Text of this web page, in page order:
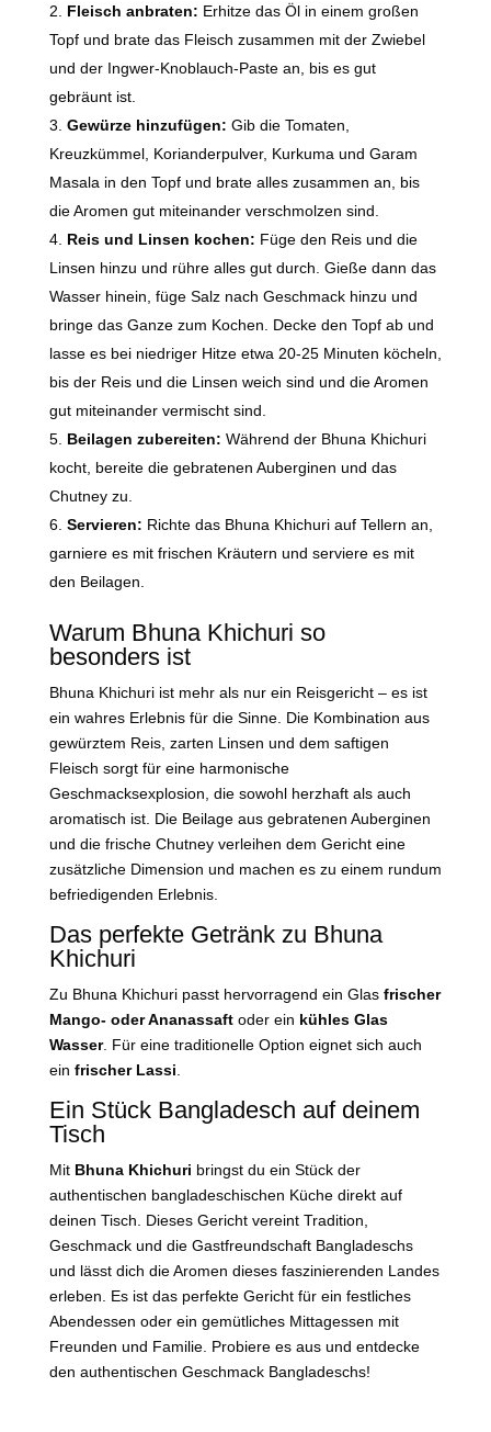
Fleisch anbraten: Erhitze das Öl in einem großen
Topf und brate das Fleisch zusammen mit der Zwiebel
und der Ingwer-Knoblauch-Paste an, bis es gut
gebräunt ist.
Gewürze hinzufügen: Gib die Tomaten,
Kreuzkümmel, Korianderpulver, Kurkuma und Garam
Masala in den Topf und brate alles zusammen an, bis
die Aromen gut miteinander verschmolzen sind.
Reis und Linsen kochen: Füge den Reis und die
Linsen hinzu und rühre alles gut durch. Gieße dann das
Wasser hinein, füge Salz nach Geschmack hinzu und
bringe das Ganze zum Kochen. Decke den Topf ab und
lasse es bei niedriger Hitze etwa 20-25 Minuten köcheln,
bis der Reis und die Linsen weich sind und die Aromen
gut miteinander vermischt sind.
Beilagen zubereiten: Während der Bhuna Khichuri
kocht, bereite die gebratenen Auberginen und das
Chutney zu.
Servieren: Richte das Bhuna Khichuri auf Tellern an,
garniere es mit frischen Kräutern und serviere es mit
den Beilagen.
Warum Bhuna Khichuri so
besonders ist
Bhuna Khichuri ist mehr als nur ein Reisgericht – es ist
ein wahres Erlebnis für die Sinne. Die Kombination aus
gewürztem Reis, zarten Linsen und dem saftigen
Fleisch sorgt für eine harmonische
Geschmacksexplosion, die sowohl herzhaft als auch
aromatisch ist. Die Beilage aus gebratenen Auberginen
und die frische Chutney verleihen dem Gericht eine
zusätzliche Dimension und machen es zu einem rundum
befriedigenden Erlebnis.
Das perfekte Getränk zu Bhuna
Khichuri
Zu Bhuna Khichuri passt hervorragend ein Glas frischer
Mango- oder Ananassaftoder ein kühles Glas
Wasser. Für eine traditionelle Option eignet sich auch
ein frischer Lassi
Ein Stück Bangladesch auf deinem
Tisch
Mit Bhuna Khichuri bringst du ein Stück der
authentischen bangladeschischen Küche direkt auf
deinen Tisch. Dieses Gericht vereint Tradition,
Geschmack und die Gastfreundschaft Bangladeschs
und lässt dich die Aromen dieses faszinierenden Landes
erleben. Es ist das perfekte Gericht für ein festliches
Abendessen oder ein gemütliches Mittagessen mit
Freunden und Familie. Probiere es aus und entdecke
den authentischen Geschmack Bangladeschs!